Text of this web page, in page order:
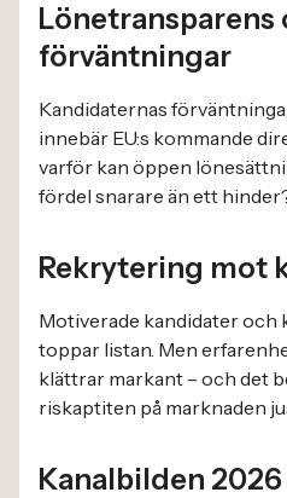
Lönetransparens
förväntningar
Kandidaternas
innebär EU:s kommande
varför kan öppen
fördel snarare än ett
Rekrytering mot
Motiverade kandidater och
toppar listan. Men
klättrar markant – och det
riskaptiten på marknaden
Kanalbilden 2026